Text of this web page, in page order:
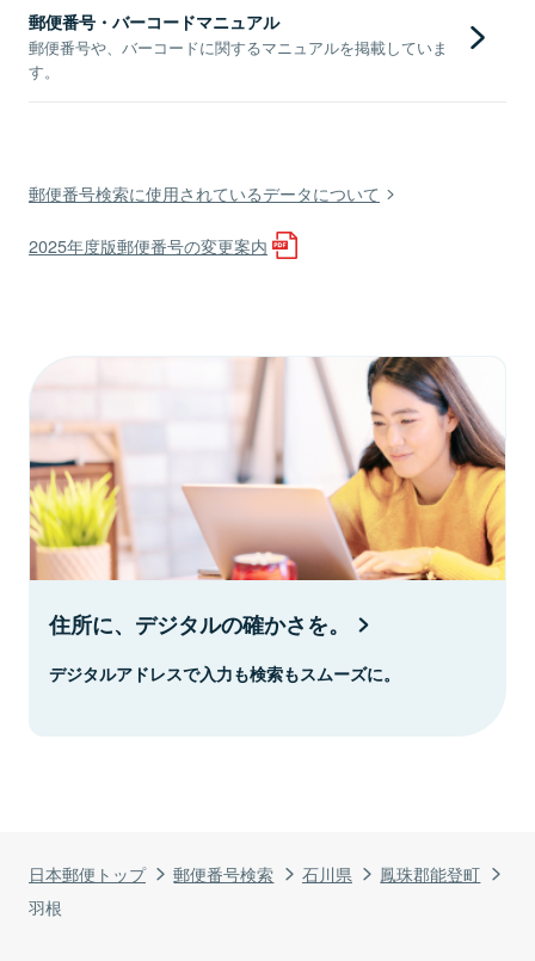
日本郵便トップ 郵便番号検索 石川県
鳳珠郡能登町
羽根
郵便番号・バーコードマニュアル
郵便番号や、バーコードに関するマニュアルを掲載していま
す。
郵便番号検索に使用されているデータについて
2025年度版郵便番号の変更案内
住所に、デジタルの確かさを。
デジタルアドレスで入力も検索もスムーズに。